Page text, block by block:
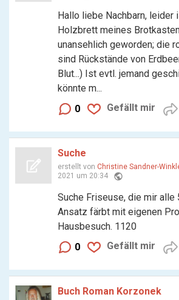
Hallo liebe Nachbarn, leider
Holzbrett meines
unansehlich geworden; die
sind Rückstände von
Blut...) Ist evtl. jemand
könnte m...
0
Gefällt mir
Suche
erstellt von Christine Sandner-
2021 um 20:34 public
Suche Friseuse, die mir alle
Ansatz färbt mit eigenen
Hausbesuch. 1120
0
Gefällt mir
Buch Roman Korzonek